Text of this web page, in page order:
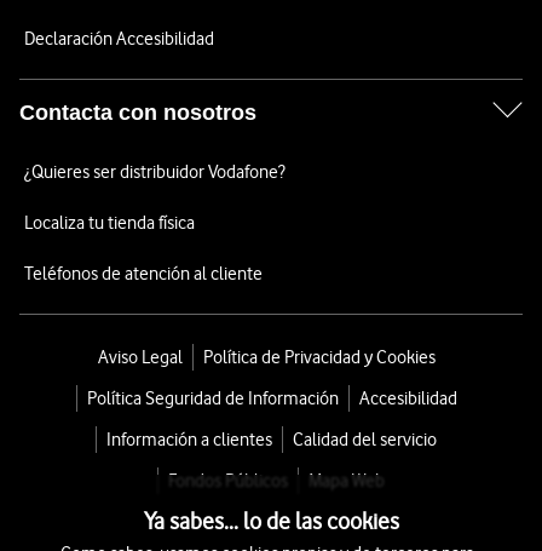
Declaración Accesibilidad
Contacta con nosotros
¿Quieres ser distribuidor Vodafone?
Localiza tu tienda física
Teléfonos de atención al cliente
Aviso Legal
Política de Privacidad y Cookies
Política Seguridad de Información
Accesibilidad
Información a clientes
Calidad del servicio
Fondos Públicos
Mapa Web
Ya sabes... lo de las cookies